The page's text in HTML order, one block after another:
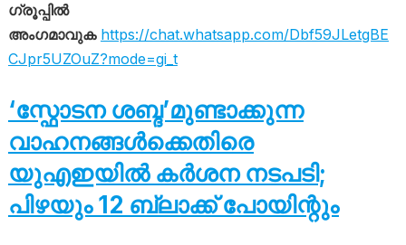
ഗ്രൂപ്പിൽ
അംഗമാവുക https://chat.whatsapp.com/Dbf59JLetgBE
CJpr5UZOuZ?mode=gi_t
‘സ്ഫോടന ശബ്ദ’മുണ്ടാക്കുന്ന
വാഹനങ്ങൾക്കെതിരെ
യുഎഇയിൽ കർശന നടപടി;
പിഴയും 12 ബ്ലാക്ക് പോയിന്റും